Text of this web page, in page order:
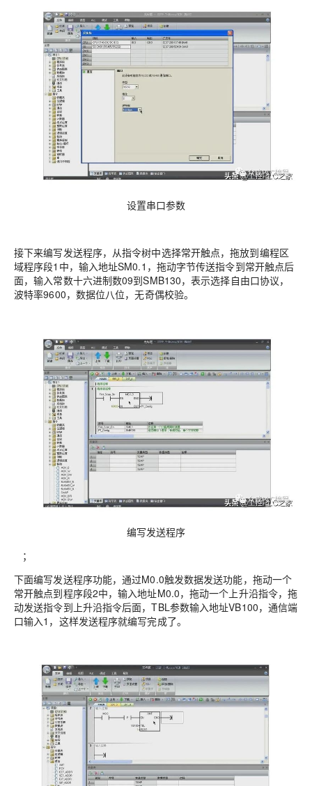
设置串口参数
接下来编写发送程序，从指令树中选择常开触点，拖放到编程区
域程序段1中，输入地址SM0.1，拖动字节传送指令到常开触点后
面，输入常数十六进制数09到SMB130，表示选择自由口协议，
波特率9600，数据位八位，无奇偶校验。
编写发送程序
；
下面编写发送程序功能，通过M0.0触发数据发送功能，拖动一个
常开触点到程序段2中，输入地址M0.0，拖动一个上升沿指令，拖
动发送指令到上升沿指令后面，TBL参数输入地址VB100，通信端
口输入1，这样发送程序就编写完成了。